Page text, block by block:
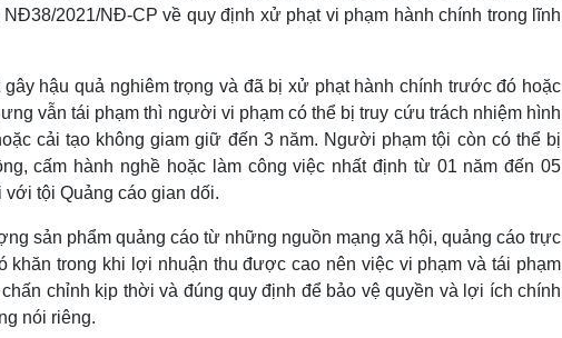
2021/NĐ-CP về quy định xử phạt vi phạm hành chính trong lĩnh
gây hậu quả nghiêm trọng và đã bị xử phạt hành chính trước đó hoặc
vẫn tái phạm thì người vi phạm có thể bị truy cứu trách nhiệm hình
cải tạo không giam giữ đến 3 năm. Người phạm tội còn có thể bị
cấm hành nghề hoặc làm công việc nhất định từ 01 năm đến 05
tội Quảng cáo gian dối.
sản phẩm quảng cáo từ những nguồn mạng xã hội, quảng cáo trực
trong khi lợi nhuận thu được cao nên việc vi phạm và tái phạm
chỉnh kịp thời và đúng quy định để bảo vệ quyền và lợi ích chính
nói riêng.